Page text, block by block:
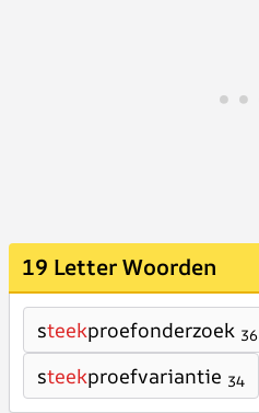
19 Letter Woorden
steekproefonderzoek 36
steekproefvariantie 34